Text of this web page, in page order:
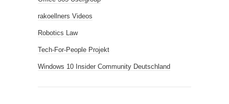
rakoellners Videos
Robotics Law
Tech-For-People Projekt
Windows 10 Insider Community Deutschland